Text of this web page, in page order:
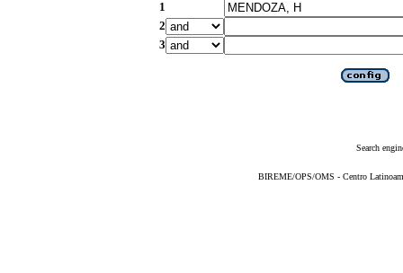
1
2
3
Search
BIREME/OPS/OMS - Centro